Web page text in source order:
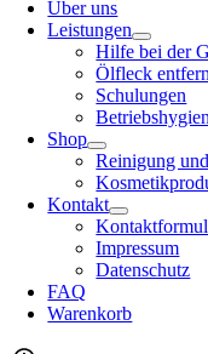
Über uns
Leistungen
Hilfe bei der
Ölfleck
Schulungen
Shop
Reinigung
Kontakt
Impressum
Datenschutz
FAQ
Warenkorb